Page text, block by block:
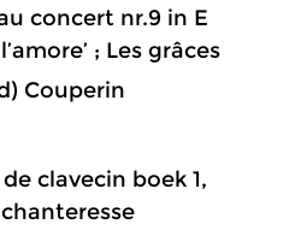
concert nr.9 in E
; Les grâces
Couperin
clavecin boek 1,